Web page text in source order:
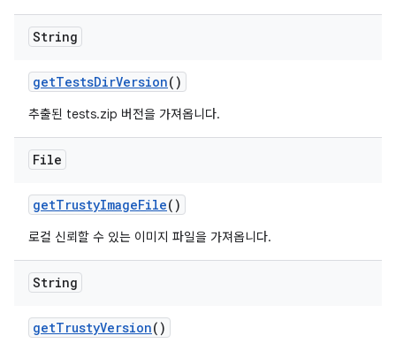
String
getTestsDirVersion()
추출된 tests.zip 버전을 가져옵니다.
File
getTrustyImageFile()
로컬 신뢰할 수 있는 이미지 파일을 가져옵니다.
String
getTrustyVersion()